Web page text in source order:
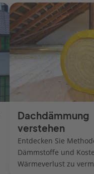
Dachdämmung
verstehen
Entdecken Sie
Dämmstoffe und
Wärmeverlust zu